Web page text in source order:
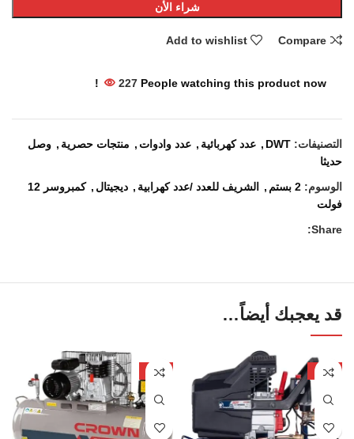
شراء الأن
Compare
Add to wishlist
227 People watching this product now!
التصنيفات: DWT
, عدد كهربائية , عدد وادوات , منتجات حصرية , وصل
حديثا
الوسوم: 2 بستم , الشريف للعدد /عدد كهرابية , ديجيتال ,
كمبروسر 12
فولت
Share:
قد يعجبك أيضاً…
-10%
-11%